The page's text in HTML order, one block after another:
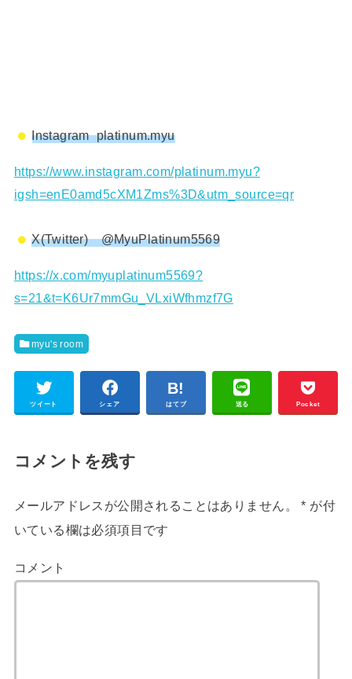
Instagram platinum.myu
https://www.instagram.com/platinum.myu?
igsh=enE0amd5cXM1Zms%3D&utm_source=qr
X(Twitter) @MyuPlatinum5569
https://x.com/myuplatinum5569?
s=21&t=K6Ur7mmGu_VLxiWfhmzf7G
myu's room
ツイート シェア はてブ 送る Pocket
コメントを残す
メールアドレスが公開されることはありません。 * が付
いている欄は必須項目です
コメント